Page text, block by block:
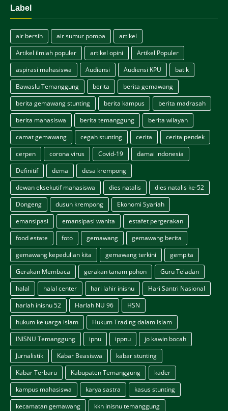
Label
air bersih air sumur pompa
artikel
Artikel ilmiah populer
artikel opini
Artikel Populer
aspirasi mahasiswa
Audiensi Audiensi KPU
batik
Bawaslu Temanggung
berita
berita gemawang
berita gemawang stunting
berita kampus
berita madrasah
berita mahasiswa
berita temanggung
berita wilayah
camat gemawang
cegah stunting cerita
cerita pendek
cerpen
corona virus Covid-19
damai indonesia
Definitif
dema
desa krempong
dewan eksekutif mahasiswa
dies natalis
dies natalis ke-52
Dongeng
dusun krempong
Ekonomi Syariah
emansipasi
emansipasi wanita
estafet pergerakan
food estate
foto gemawang
gemawang berita
gemawang kepedulian kita
gemawang terkini
gempita
Gerakan Membaca
gerakan tanam pohon
Guru Teladan
halal
halal center hari lahir inisnu
Hari Santri Nasional
harlah inisnu 52
Harlah NU 96
HSN
hukum keluarga islam
Hukum Trading dalam Islam
INISNU Temanggung
ipnu ippnu
jo kawin bocah
Jurnalistik
Kabar Beasiswa
kabar stunting
Kabar Terbaru
Kabupaten Temanggung
kader
kampus mahasiswa
karya sastra
kasus stunting
kecamatan gemawang
kkn inisnu temanggung